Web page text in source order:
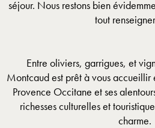
séjour. Nous restons bien
tout
Entre oliviers, garrigues, et
Montcaud est prêt à vous
Provence Occitane et ses
richesses culturelles et
charme.